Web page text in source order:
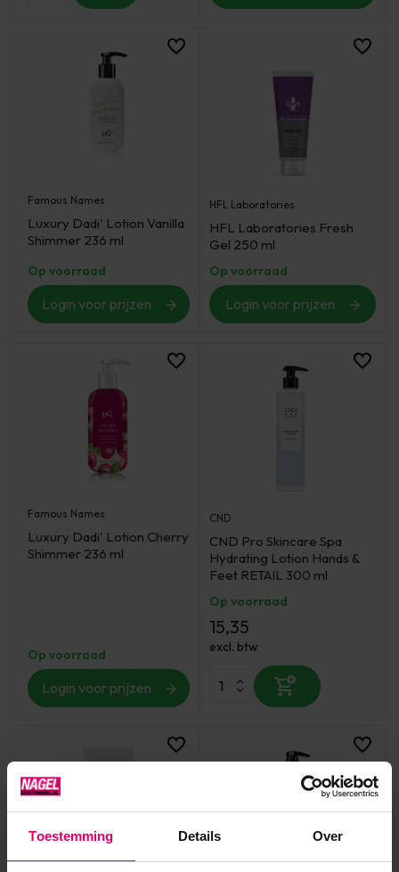
Toestemming Details Over
Famous Names
Luxury Dadi' Lotion Vanilla
Shimmer 236 ml
Op voorraad
Login voor prijzen
HFL Laboratories
HFL Laboratories Fresh
Gel 250 ml
Op voorraad
Login voor prijzen
Famous Names
Luxury Dadi' Lotion Cherry
Shimmer 236 ml
Op voorraad
Login voor prijzen
CND
CND Pro Skincare Spa
Hydrating Lotion Hands &
Feet RETAIL 300 ml
Op voorraad
15,35
excl. btw